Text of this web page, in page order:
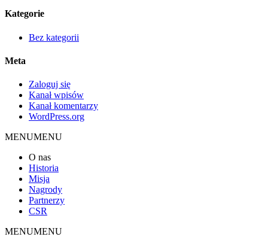
Kategorie
Bez kategorii
Meta
Zaloguj się
Kanał wpisów
Kanał komentarzy
WordPress.org
MENUMENU
O nas
Historia
Misja
Nagrody
Partnerzy
CSR
MENUMENU